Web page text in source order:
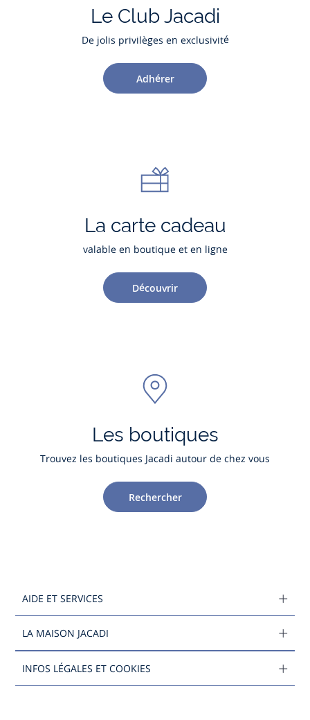
Le Club Jacadi
De jolis privilèges en exclusivité
Adhérer
La carte cadeau
valable en boutique et en ligne
Découvrir
Les boutiques
Trouvez les boutiques Jacadi autour de chez vous
Rechercher
AIDE ET SERVICES
LA MAISON JACADI
INFOS LÉGALES ET COOKIES